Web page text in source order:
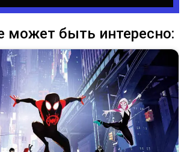
может быть интересно: